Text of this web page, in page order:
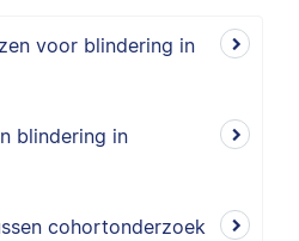
voor blindering in
blindering in
cohortonderzoek